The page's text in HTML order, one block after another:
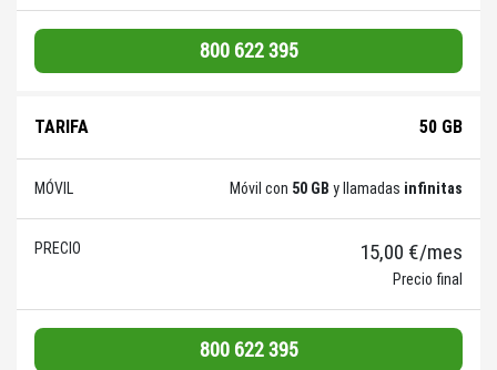
800 622 395
50 GB
Móvil con 50 GB y llamadas infinitas
15,00 €/mes
Precio final
800 622 395